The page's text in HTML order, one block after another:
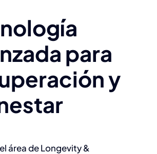
para
y
área de Longevity &